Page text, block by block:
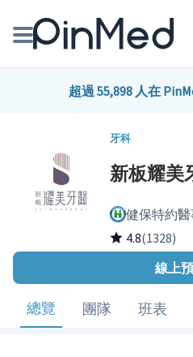
線上預約醫師、院所
健康主題館
我是醫
超過 55,898 人在
牙科
新板耀美
健保特約
4.8(1328)
線上
總覽 團隊 班表